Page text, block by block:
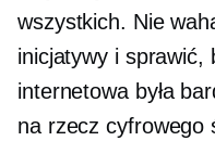
wszystkich. Nie
inicjatywy i sprawić,
internetowa była
na rzecz cyfrowego